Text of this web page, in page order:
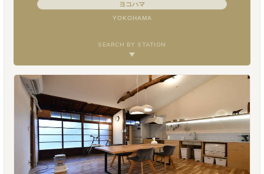
ヨコハマ
YOKOHAMA
SEARCH BY STATION